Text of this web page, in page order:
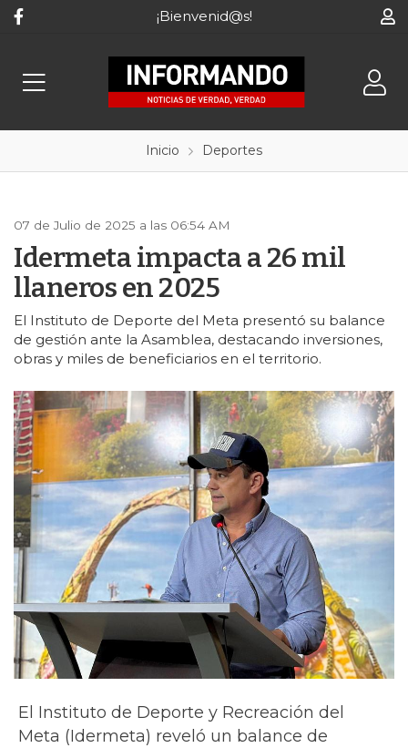
¡Bienvenid@s!
Inicio Deportes
07 de Julio de 2025 a las 06:54 AM
Idermeta impacta a 26 mil
llaneros en 2025
El Instituto de Deporte del Meta presentó su balance
de gestión ante la Asamblea, destacando inversiones,
obras y miles de beneficiarios en el territorio.
El Instituto de Deporte y Recreación del
Meta (Idermeta) reveló un balance de